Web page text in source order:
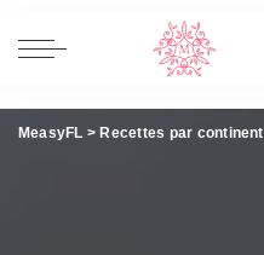
MeasyFL > Recettes par continent